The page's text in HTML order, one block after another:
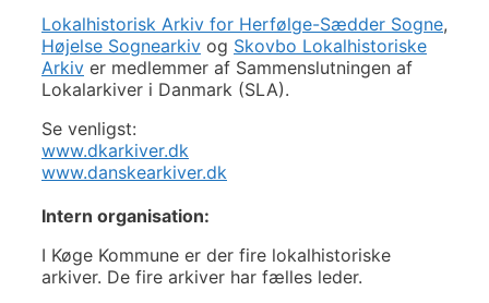
Lokalhistorisk Arkiv for Herfølge-Sædder Sogne,
Højelse Sognearkiv og Skovbo Lokalhistoriske
Arkiv er medlemmer af Sammenslutningen af
Lokalarkiver i Danmark (SLA).
Se venligst:
www.dkarkiver.dk
www.danskearkiver.dk
Intern organisation:
I Køge Kommune er der fire lokalhistoriske
arkiver. De fire arkiver har fælles leder.